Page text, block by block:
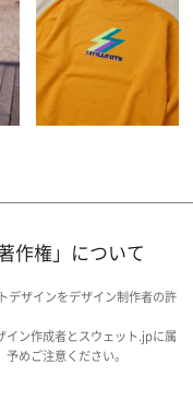
作権」について
デザインをデザイン制作者の許
イン作成者とスウェット.jpに属
めご注意ください。